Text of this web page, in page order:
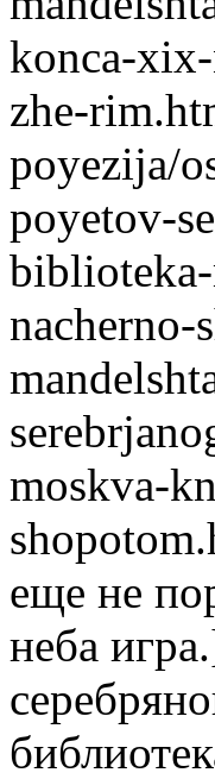
konca-
zhe-
poyezija/
poyetov-
nacherno-
moskva-
еще не
неба